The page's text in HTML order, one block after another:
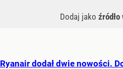
Dodaj jako źródło
Ryanair dodał dwie nowości.